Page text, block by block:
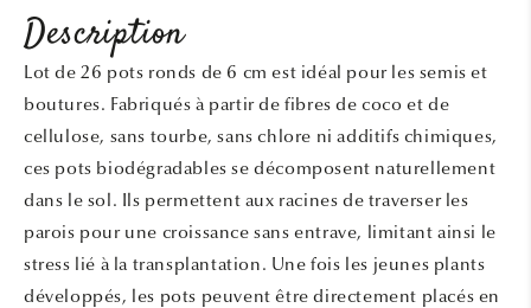
Description
Lot de 26 pots ronds de 6 cm est idéal pour les semis et
boutures. Fabriqués à partir de fibres de coco et de
cellulose, sans tourbe, sans chlore ni additifs chimiques,
ces pots biodégradables se décomposent naturellement
dans le sol. Ils permettent aux racines de traverser les
parois pour une croissance sans entrave, limitant ainsi le
stress lié à la transplantation. Une fois les jeunes plants
développés, les pots peuvent être directement placés en